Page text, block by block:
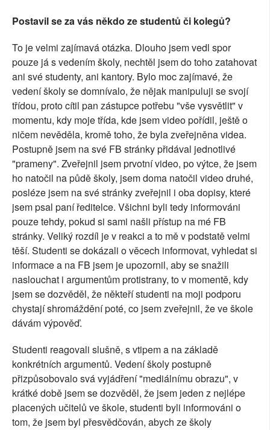
Postavil se za vás někdo ze studentů či kolegů?
To je velmi zajímavá otázka. Dlouho jsem vedl spor
pouze já s vedením školy, nechtěl jsem do toho zatahovat
ani své studenty, ani kantory. Bylo moc zajímavé, že
vedení školy se domnívalo, že nějak manipuluji se svojí
třídou, proto cítil pan zástupce potřebu "vše vysvětlit" v
momentu, kdy moje třída, kde jsem video pořídil, ještě o
ničem nevěděla, kromě toho, že byla zveřejněna videa.
Postupně jsem na své FB stránky přidával jednotlivé
"prameny". Zveřejnil jsem prvotní video, po výtce, že jsem
ho natočil na půdě školy, jsem doma natočil video druhé,
posléze jsem na své stránky zveřejnil i oba dopisy, které
jsem psal paní ředitelce. Všichni byli tedy informováni
pouze tehdy, pokud si sami našli přístup na mé FB
stránky. Veliký rozdíl je v reakci a to mě v podstatě velmi
těší. Studenti se dokázali o věcech informovat, vyhledat si
informace a na FB jsem je upozornil, aby se snažili
naslouchat i argumentům protistrany, to v momentě, kdy
jsem se dozvěděl, že někteří studenti na moji podporu
chystají shromáždění poté, co jsem zveřejnil, že ve škole
dávám výpověď.
Studenti reagovali slušně, s vtipem a na základě
konkrétních argumentů. Vedení školy postupně
přizpůsobovalo svá vyjádření "mediálnímu obrazu", v
krátké době jsem se dozvěděl, že jsem jeden z nejlépe
placených učitelů ve škole, studenti byli informováni o
tom, že jsem byl přesvědčován, abych ze školy